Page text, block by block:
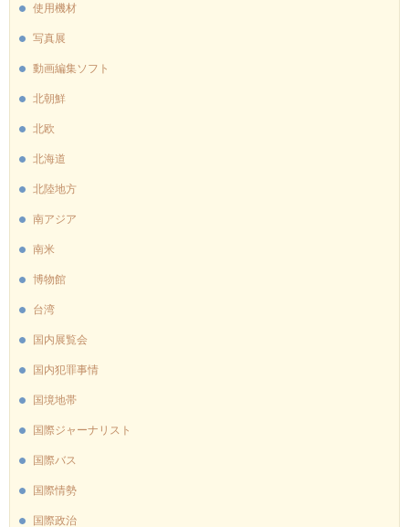
使用機材
写真展
動画編集ソフト
北朝鮮
北欧
北海道
北陸地方
南アジア
南米
博物館
台湾
国内展覧会
国内犯罪事情
国境地帯
国際ジャーナリスト
国際バス
国際情勢
国際政治